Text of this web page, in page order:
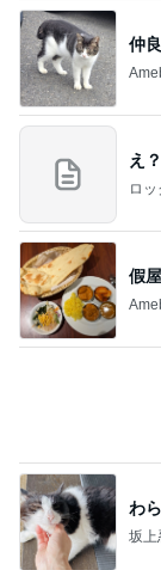
仲
え？
ロ
假
わ
坂上